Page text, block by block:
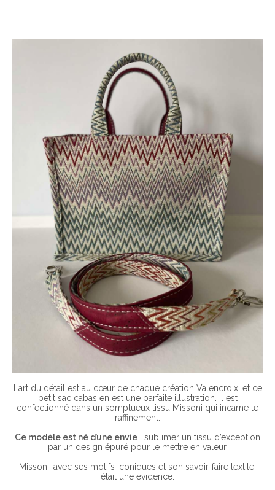
L’art du détail est au cœur de chaque création Valencroix, et ce
petit sac cabas en est une parfaite illustration. Il est
confectionné dans un somptueux tissu Missoni qui incarne le
raffinement.
Ce modèle est né d’une envie : sublimer un tissu d’exception
par un design épuré pour le mettre en valeur.
Missoni, avec ses motifs iconiques et son savoir-faire textile,
était une évidence.